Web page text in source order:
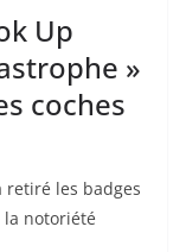
Up
»
coches
retiré les badges
notoriété